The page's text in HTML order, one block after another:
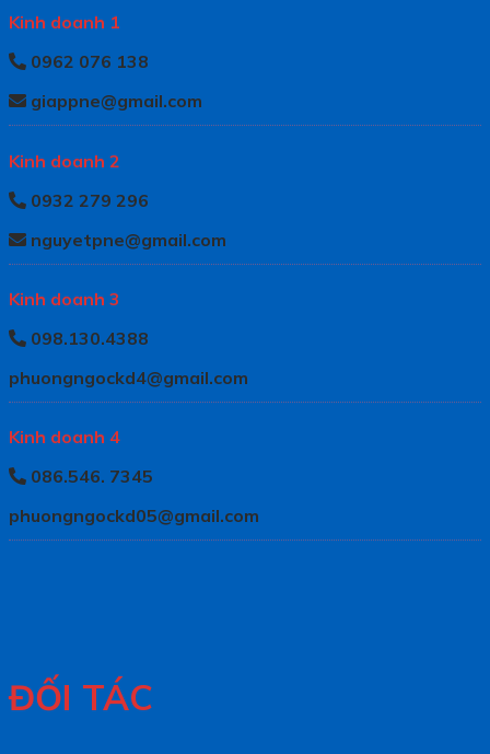
Kinh doanh 1
0962 076 138
giappne@gmail.com
Kinh doanh 2
0932 279 296
nguyetpne@gmail.com
Kinh doanh 3
098.130.4388
phuongngockd4@gmail.com
Kinh doanh 4
086.546. 7345
phuongngockd05@gmail.com
ĐỐI TÁC